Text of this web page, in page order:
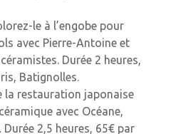
le à l’engobe pour
avec Pierre-Antoine et
Durée 2 heures,
Batignolles.
la restauration japonaise
avec Océane,
2,5 heures, 65€ par